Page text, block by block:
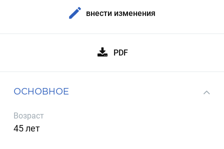
внести изменения
PDF
ОСНОВНОЕ
Возраст
45 лет